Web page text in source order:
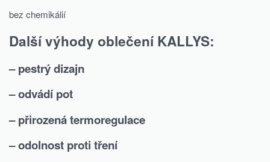
bez chemikálií
Další výhody oblečení KALLYS:
– pestrý dizajn
– odvádí pot
– přirozená termoregulace
– odolnost proti tření